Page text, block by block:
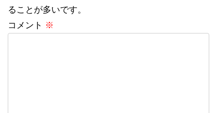
ることが多いです。
コメント ※